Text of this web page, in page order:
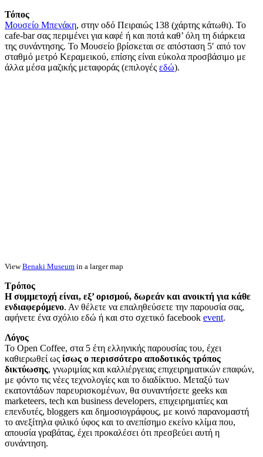
Τόπος
Μουσείο Μπενάκη, στην οδό Πειραιώς 138 (χάρτης κάτωθι). To
cafe-bar σας περιμένει για καφέ ή και ποτά καθ’ όλη τη διάρκεια
της συνάντησης. Το Μουσείο βρίσκεται σε απόσταση 5′ από τον
σταθμό μετρό Κεραμεικού, επίσης είναι εύκολα προσβάσιμο με
άλλα μέσα μαζικής μεταφοράς (επιλογές εδώ).
ViewBenaki Museum in a larger map
Τρόπος
Η συμμετοχή είναι, εξ’ ορισμού, δωρεάν και ανοικτή για κάθε
ενδιαφερόμενο. Αν θέλετε να επαληθεύσετε την παρουσία σας,
αφήνετε ένα σχόλιο εδώ ή και στο σχετικό facebook event.
Λόγος
Το Open Coffee, στα 5 έτη ελληνικής παρουσίας του, έχει
καθιερωθεί ως ίσως ο περισσότερο αποδοτικός τρόπος
δικτύωσης, γνωριμίας και καλλιέργειας επιχειρηματικών επαφών,
με φόντο τις νέες τεχνολογίες και το διαδίκτυο. Μεταξύ των
εκατοντάδων παρευρισκομένων, θα συναντήσετε geeks και
marketeers, tech και business developers, επιχειρηματίες και
επενδυτές, bloggers και δημοσιογράφους, με κοινό παρανομαστή
το ανεξίτηλα φιλικό ύφος και το ανεπίσημο εκείνο κλίμα που,
απουσία γραβάτας, έχει προκαλέσει ότι πρεσβεύει αυτή η
συνάντηση.